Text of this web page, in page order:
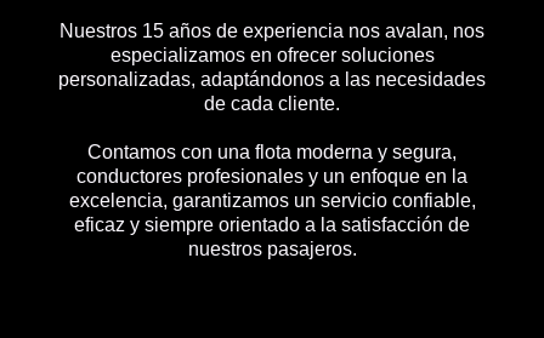
Nuestros 15 años de experiencia nos avalan, nos
especializamos en ofrecer soluciones
personalizadas, adaptándonos a las necesidades
de cada cliente.
Contamos con una flota moderna y segura,
conductores profesionales y un enfoque en la
excelencia, garantizamos un servicio confiable,
eficaz y siempre orientado a la satisfacción de
nuestros pasajeros.